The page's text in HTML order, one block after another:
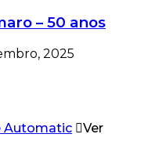
– 50 anos
2025
Ver